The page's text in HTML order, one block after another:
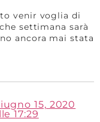
venir voglia di
settimana sarà
ancora mai stata
15, 2020
17:29